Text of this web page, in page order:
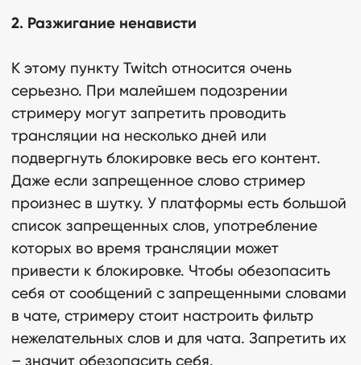
2. Разжигание ненависти
К этому пункту Twitch относится очень
серьезно. При малейшем подозрении
стримеру могут запретить проводить
трансляции на несколько дней или
подвергнуть блокировке весь его контент.
Даже если запрещенное слово стример
произнес в шутку. У платформы есть большой
список запрещенных слов, употребление
которых во время трансляции может
привести к блокировке. Чтобы обезопасить
себя от сообщений с запрещенными словами
в чате, стримеру стоит настроить фильтр
нежелательных слов и для чата. Запретить их
– значит обезопасить себя.